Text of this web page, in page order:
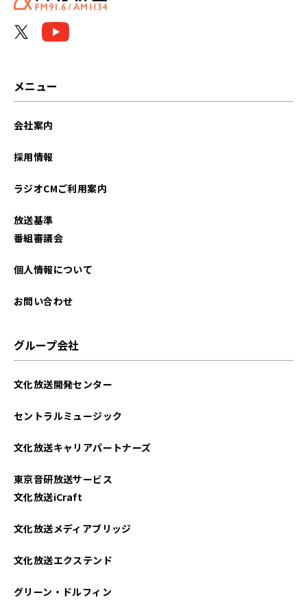
メニュー
会社案内
採用情報
ラジオCMご利用案内
放送基準
番組審議会
個人情報について
お問い合わせ
グループ会社
文化放送開発センター
セントラルミュージック
文化放送キャリアパートナーズ
東京音研放送サービス
文化放送iCraft
文化放送メディアブリッジ
文化放送エクステンド
グリーン・ドルフィン